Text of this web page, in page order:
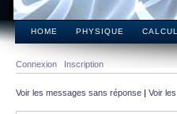
HOME PHYSIQUE CALCUL
Connexion Inscription
Voir les messages sans réponse | Voir